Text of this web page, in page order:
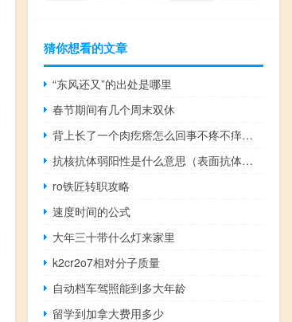
猜你想看的文章
“东风还又”的出处是哪里
春节期间有几个周末双休
背上长了一个肉疙瘩怎么回事不疼不痒（背上长了一个肉疙瘩怎么回事）
抗核抗体弱阳性是什么意思（表面抗体弱阳性什么意思）
ro铁匠转职攻略
速度时间的公式
大年三十带什么灯来家里
k2cr2o7相对分子质量
自动档车驾照能到多大年龄
留学到加拿大费用多少